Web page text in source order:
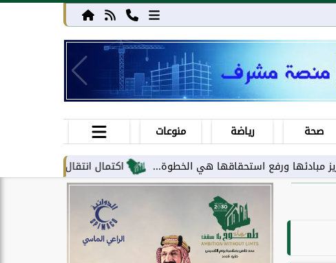
صحة رياضة
منوعات
اكتمال انتقال مركز معلومات الحج والعمرة
استحقاقها هي الخطوة...